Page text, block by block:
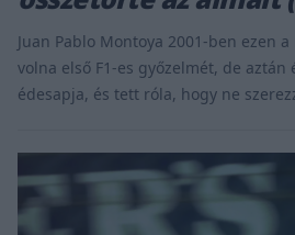
Juan Pablo Montoya 2001-ben ezen
volna első F1-es győzelmét, de aztán
édesapja, és tett róla, hogy ne